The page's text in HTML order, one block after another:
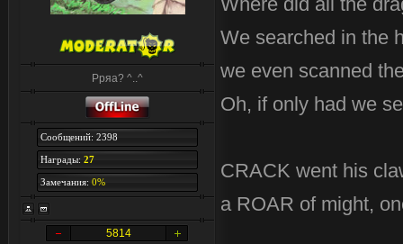
Рряа? ^..^
Сообщений: 2398
Награды: 27
Замечания: 0%
5814
We searched in the
we even scanned
Oh, if only had we
CRACK went his
a ROAR of might,